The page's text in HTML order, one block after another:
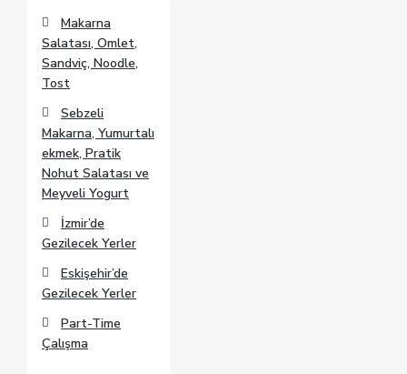
Makarna
Salatası, Omlet,
Sandviç, Noodle,
Tost
Sebzeli
Makarna, Yumurtalı
ekmek, Pratik
Nohut Salatası ve
Meyveli Yogurt
İzmir’de
Gezilecek Yerler
Eskişehir’de
Gezilecek Yerler
Part-Time
Çalışma